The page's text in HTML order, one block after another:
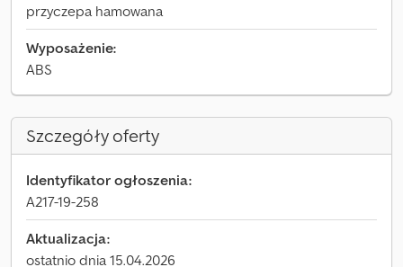
przyczepa hamowana
Wyposażenie:
ABS
Szczegóły oferty
Identyfikator ogłoszenia:
A217-19-258
Aktualizacja:
ostatnio dnia 15.04.2026